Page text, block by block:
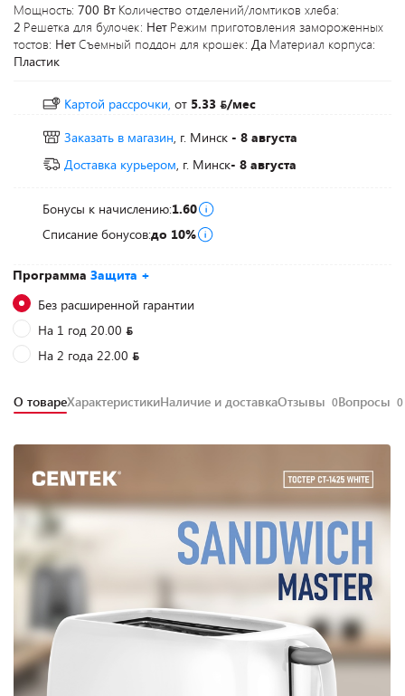
Программа Защита +
Без расширенной гарантии
На 1 год 20.00
На 2 года 22.00
Мощность: 700 Вт Количество отделений/ломтиков хлеба:
2 Решетка для булочек: Нет Режим приготовления замороженных
тостов: НетСъемный поддон для крошек: Да Материал корпуса:
Пластик
Картой рассрочки, от 5.33
/мес
Заказать в магазин, г. Минск - 8 августа
Доставка курьером, г. Минск- 8 августа
Бонусы к начислению:1.60
Списание бонусов:до 10%
О товареХарактеристикиНаличие и доставкаОтзывы 0Вопросы 0